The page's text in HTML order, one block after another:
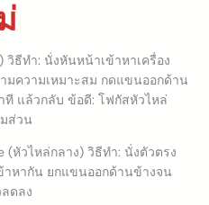
วิธีทำ: นั่งหันหน้าเข้าหาเครื่อง
มความเหมาะสม กดแขนออกด้าน
แล้วกลับ ข้อดี: โฟกัสหัวไหล่
ส่วน
(หัวไหล่กลาง) วิธีทำ: นั่งตัวตรง
าหากัน ยกแขนออกด้านข้างจน
ดลง